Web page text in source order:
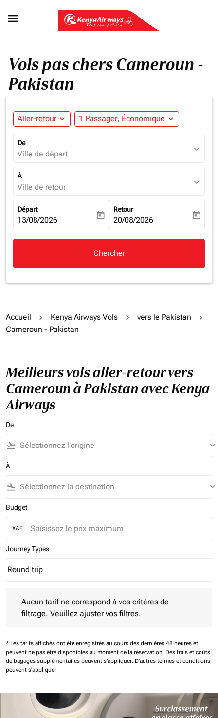

Vols pas chers Cameroun -
Pakistan
Aller-retour expand_more 1 Passager, Économique expand_more
De
Ville de départ expand_more
À
Ville de retour expand_more
Départ
fc-booking-departure-date-aria-label
13/08/2026 today
Retour
fc-booking-return-date-aria-
20/08/2026 today
Chercher
Accueil Kenya Airways Vols
vers le Pakistan
Cameroun - Pakistan
Meilleurs vols aller-retour vers
Cameroun à Pakistan avec Kenya
Airways
De
flight_takeoff keyboard_arrow_down
À
flight_land keyboard_arrow_down
Budget
XAF
Journey Types
Journey Types option Round trip Selected
Round trip
keyboard_arrow_down
Aucun tarif ne correspond à vos critères de
filtrage. Veuillez ajuster vos filtres.
* Les tarifs affichés ont été enregistrés au cours des dernières 48 heures et
peuvent ne pas être disponibles au moment de la réservation. Des frais et coûts
de bagages supplémentaires peuvent s'appliquer. D'autres termes et conditions
peuvent s'appliquer